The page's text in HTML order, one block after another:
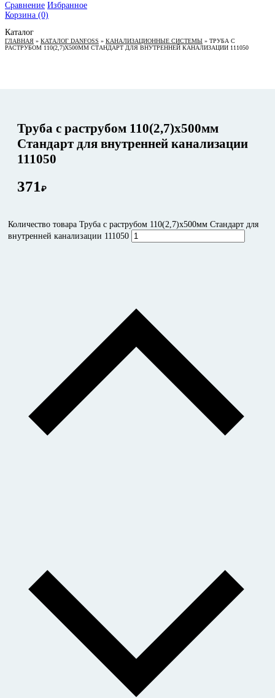
Сравнение Избранное
Корзина (0)
Каталог
ГЛАВНАЯ » КАТАЛОГ DANFOSS » КАНАЛИЗАЦИОННЫЕ СИСТЕМЫ » ТРУБА С
РАСТРУБОМ 110(2,7)X500ММ СТАНДАРТ ДЛЯ ВНУТРЕННЕЙ КАНАЛИЗАЦИИ 111050
Труба с раструбом 110(2,7)x500мм
Стандарт для внутренней канализации
111050
371₽
Количество товара Труба с раструбом 110(2,7)x500мм Стандарт для
внутренней канализации 111050